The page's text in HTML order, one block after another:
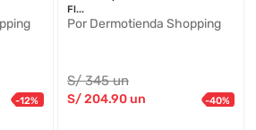
-12%
Fl...
Por Dermotienda Shopping
S/345 un
S/204.90un -40%